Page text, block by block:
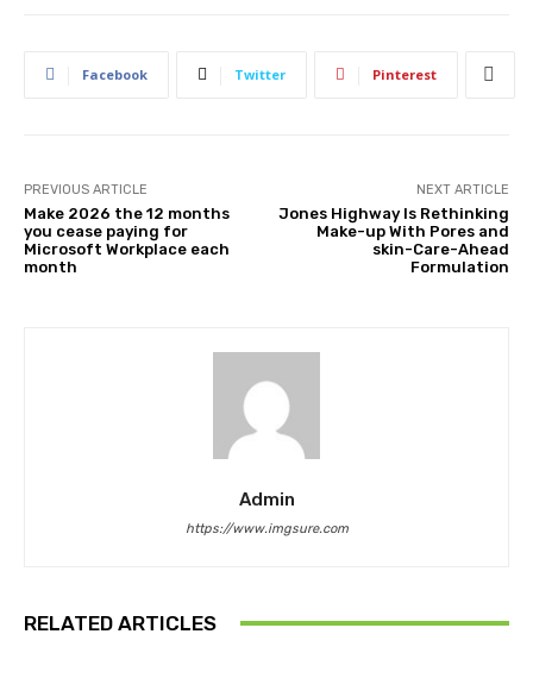
Facebook Twitter Pinterest
PREVIOUS ARTICLE
Make 2026 the 12 months
you cease paying for
Microsoft Workplace each
month
NEXT ARTICLE
Jones Highway Is Rethinking
Make-up With Pores and
skin-Care-Ahead
Formulation
Admin
https://www.imgsure.com
RELATED ARTICLES